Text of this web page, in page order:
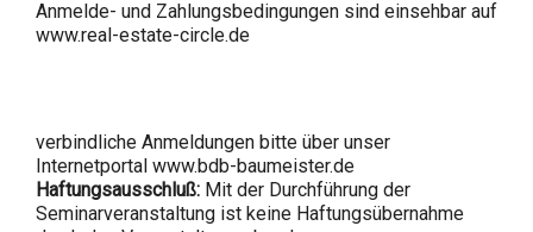
Anmelde- und Zahlungsbedingungen sind einsehbar auf
www.real-estate-circle.de
verbindliche Anmeldungen bitte über unser
Internetportal www.bdb-baumeister.de
Haftungsausschluß: Mit der Durchführung der
Seminarveranstaltung ist keine Haftungsübernahme